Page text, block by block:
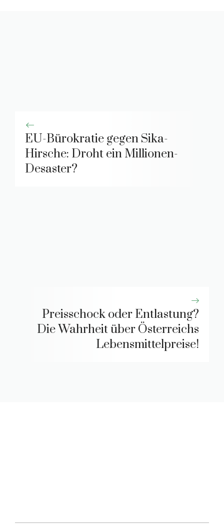
EU-Bürokratie gegen Sika-
Hirsche: Droht ein Millionen-
Desaster?
Preisschock oder Entlastung?
Die Wahrheit über Österreichs
Lebensmittelpreise!